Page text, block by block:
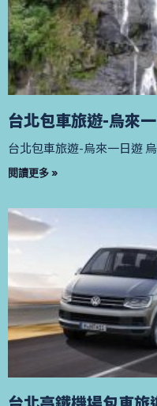
台北包車旅遊-烏來
台北包車旅遊-烏來一日遊
閱讀更多 »